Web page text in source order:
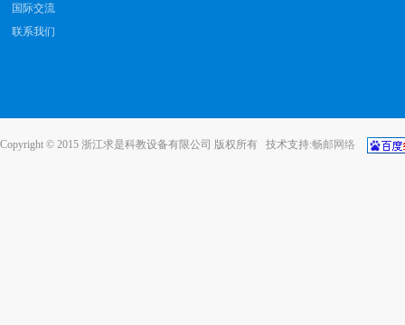
国际交流
联系我们
Copyright © 2015 浙江求是科教设备有限公司 版权所有 技术支持:畅邮网络